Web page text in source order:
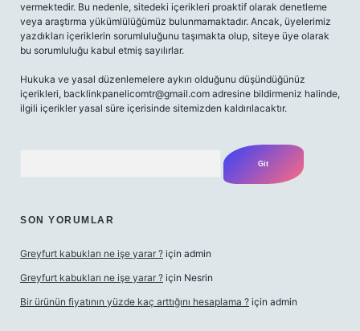
vermektedir. Bu nedenle, sitedeki içerikleri proaktif olarak denetleme
veya araştırma yükümlülüğümüz bulunmamaktadır. Ancak, üyelerimiz
yazdıkları içeriklerin sorumluluğunu taşımakta olup, siteye üye olarak
bu sorumluluğu kabul etmiş sayılırlar.
Hukuka ve yasal düzenlemelere aykırı olduğunu düşündüğünüz
içerikleri, backlinkpanelicomtr@gmail.com adresine bildirmeniz halinde,
ilgili içerikler yasal süre içerisinde sitemizden kaldırılacaktır.
SON YORUMLAR
Greyfurt kabukları ne işe yarar ? için admin
Greyfurt kabukları ne işe yarar ? için Nesrin
Bir ürünün fiyatının yüzde kaç arttığını hesaplama ? için admin